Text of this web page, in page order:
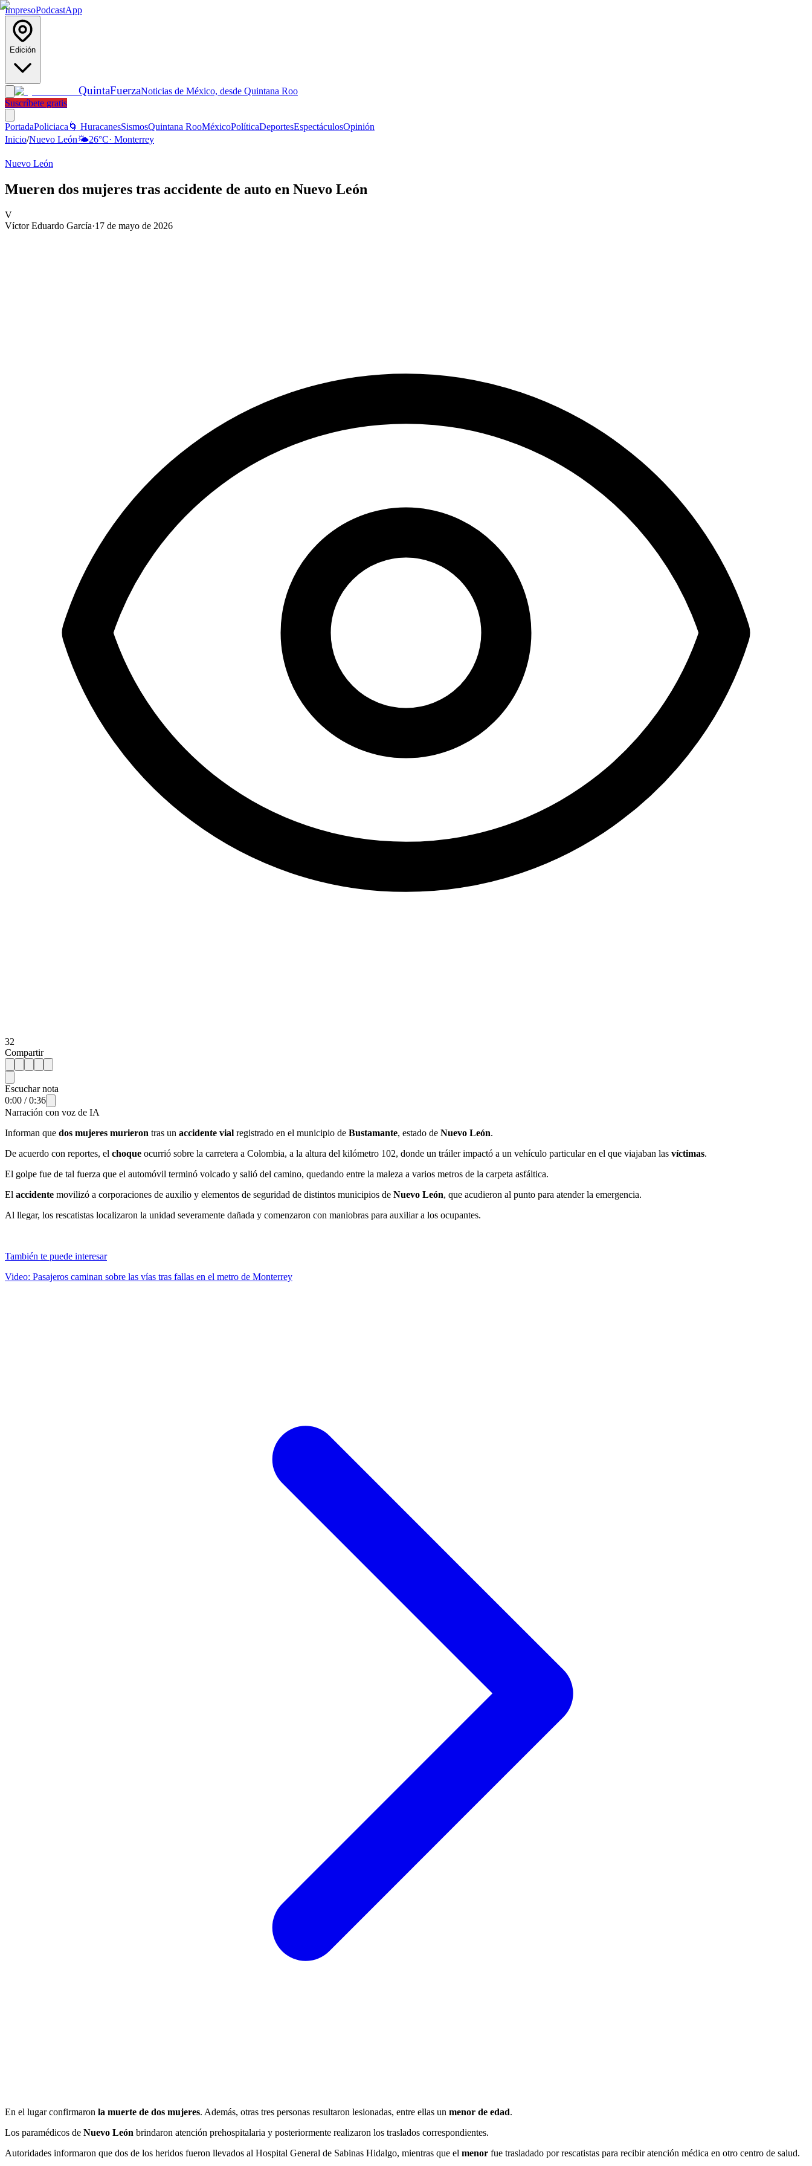
ImpresoPodcastApp
Edición
QuintaFuerzaNoticias de México, desde Quintana Roo
Suscríbete gratis
PortadaPoliciaca 🌀 HuracanesSismosQuintana RooMéxicoPolíticaDeportesEspectáculosOpinión
Inicio/Nuevo León🌤️26°C· Monterrey
Nuevo León
Mueren dos mujeres tras accidente de auto en Nuevo León
V
Víctor Eduardo García·17 de mayo de 2026
32
Compartir
Escuchar nota
0:00 /0:36
Narración con voz de IA
Informan que dos mujeres murieron tras un accidente vial registrado en el municipio de Bustamante, estado de Nuevo León.
De acuerdo con reportes, el choque ocurrió sobre la carretera a Colombia, a la altura del kilómetro 102, donde un tráiler impactó a un vehículo particular en el que viajaban las víctimas.
El golpe fue de tal fuerza que el automóvil terminó volcado y salió del camino, quedando entre la maleza a varios metros de la carpeta asfáltica.
El accidente movilizó a corporaciones de auxilio y elementos de seguridad de distintos municipios de Nuevo León, que acudieron al punto para atender la emergencia.
Al llegar, los rescatistas localizaron la unidad severamente dañada y comenzaron con maniobras para auxiliar a los ocupantes.
También te puede interesar
Video: Pasajeros caminan sobre las vías tras fallas en el metro de Monterrey
En el lugar confirmaron la muerte de dos mujeres. Además, otras tres personas resultaron lesionadas, entre ellas un menor de edad.
Los paramédicos de Nuevo León brindaron atención prehospitalaria y posteriormente realizaron los traslados correspondientes.
Autoridades informaron que dos de los heridos fueron llevados al Hospital General de Sabinas Hidalgo, mientras que el menor fue trasladado por rescatistas para recibir atención médica en otro centro de salud.